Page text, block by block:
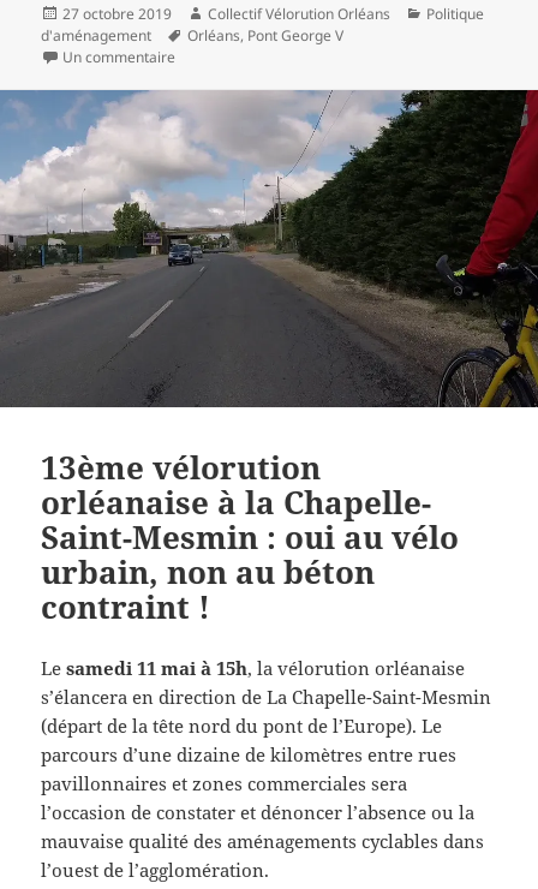
Publié
le
27 octobre 2019 Auteur
Collectif Vélorution Orléans Catégories
Politique
d'aménagement
Mots-
Orléans, Pont George V
Un commentaire
13ème vélorution
orléanaise à la Chapelle-
Saint-Mesmin : oui au vélo
urbain, non au béton
contraint !
Lesamedi 11 mai à 15h, la vélorution orléanaise
s’élancera en direction de La Chapelle-Saint-Mesmin
(départ de la tête nord du pont de l’Europe). Le
parcours d’une dizaine de kilomètres entre rues
pavillonnaires et zones commerciales sera
l’occasion de constater et dénoncer l’absence ou la
mauvaise qualité des aménagements cyclables dans
l’ouest de l’agglomération.